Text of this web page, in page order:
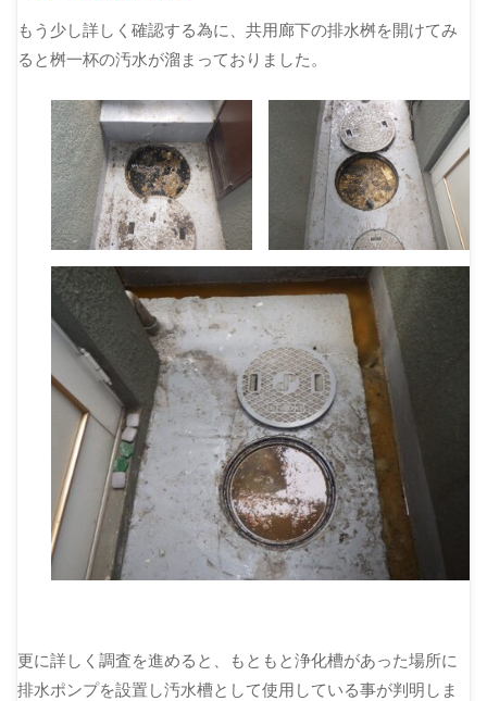
もう少し詳しく確認する為に、共用廊下の排水桝を開けてみ
ると桝一杯の汚水が溜まっておりました。
更に詳しく調査を進めると、もともと浄化槽があった場所に
排水ポンプを設置し汚水槽として使用している事が判明しま